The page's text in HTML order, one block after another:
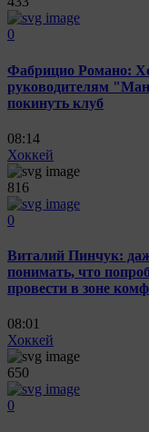
0
Фабрицио Романо:
руководителям
покинуть клуб
08:14
Хоккей
816
0
Виталий Пинчук:
понимать, что
провести в зоне
08:01
Хоккей
650
0